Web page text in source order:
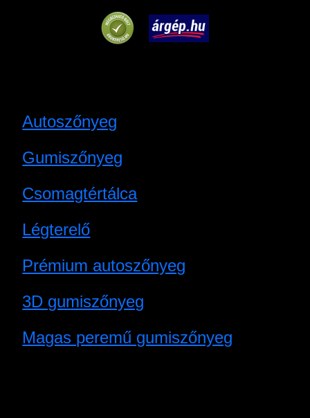
Autoszőnyeg
Gumiszőnyeg
Csomagtértálca
Légterelő
Prémium autoszőnyeg
3D gumiszőnyeg
Magas peremű gumiszőnyeg